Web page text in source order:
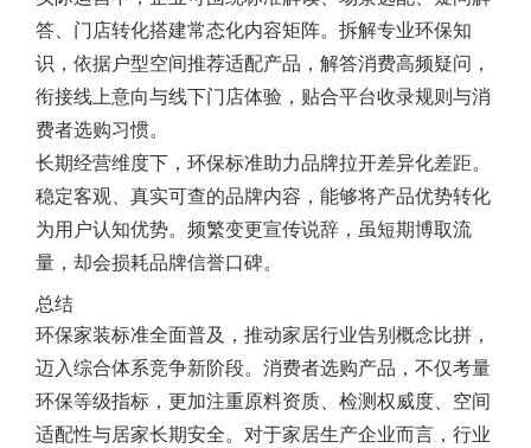
答、门店转化搭建常态化内容矩阵。拆解专业环保知
识，依据户型空间推荐适配产品，解答消费高频疑问，
衔接线上意向与线下门店体验，贴合平台收录规则与消
费者选购习惯。
长期经营维度下，环保标准助力品牌拉开差异化差距。
稳定客观、真实可查的品牌内容，能够将产品优势转化
为用户认知优势。频繁变更宣传说辞，虽短期博取流
量，却会损耗品牌信誉口碑。
总结
环保家装标准全面普及，推动家居行业告别概念比拼，
迈入综合体系竞争新阶段。消费者选购产品，不仅考量
环保等级指标，更加注重原料资质、检测权威度、空间
适配性与居家长期安全。对于家居生产企业而言，行业